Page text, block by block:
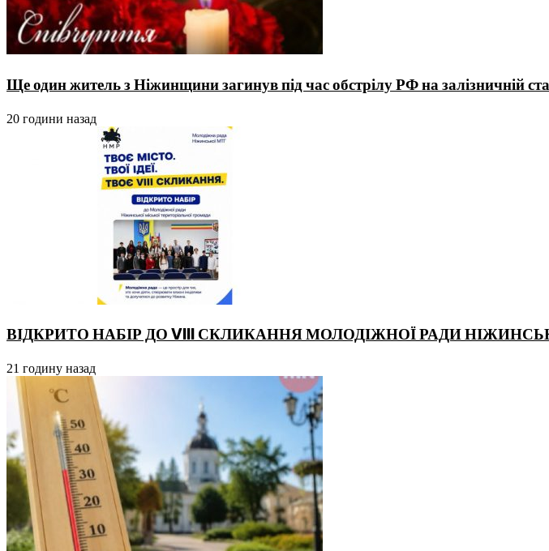
Ще один житель з Ніжинщини загинув під час обстрілу РФ на залізничній
20 години назад
ВІДКРИТО НАБІР ДО VIII СКЛИКАННЯ МОЛОДІЖНОЇ РАДИ
21 годину назад